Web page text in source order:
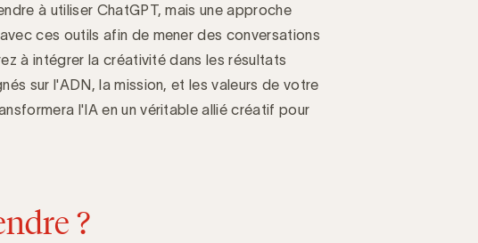
à utiliser ChatGPT, mais une approche
ces outils afin de mener des conversations
à intégrer la créativité dans les résultats
sur l'ADN, la mission, et les valeurs de votre
l'IA en un véritable allié créatif pour
?